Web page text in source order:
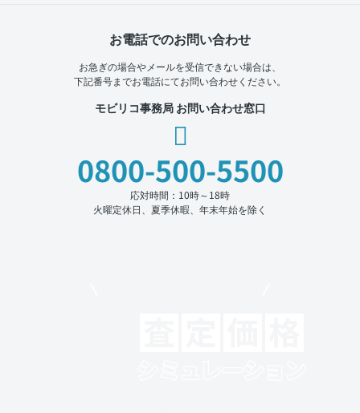
お電話でのお問い合わせ
お急ぎの場合やメールを受信できない場合は、
下記番号までお電話にてお問い合わせください。
モビリコ事務局 お問い合わせ窓口
0800-500-5500
応対時間：10時～18時
火曜定休日、夏季休暇、年末年始を除く